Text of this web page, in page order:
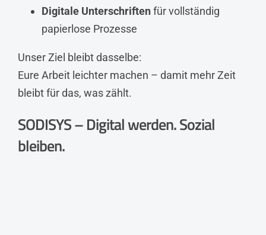
Digitale Unterschriftenfür vollständig
papierlose Prozesse
Unser Ziel bleibt dasselbe:
Eure Arbeit leichter machen – damit mehr Zeit
bleibt für das, was zählt.
SODISYS – Digital werden. Sozial
bleiben.